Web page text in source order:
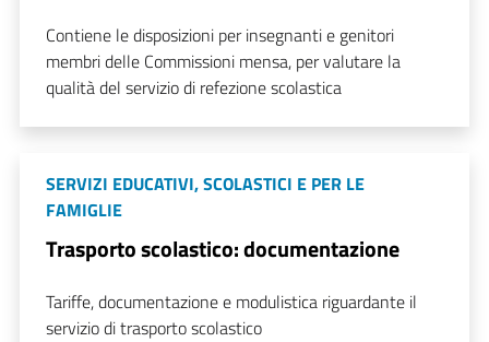
Contiene le disposizioni per insegnanti e genitori
membri delle Commissioni mensa, per valutare la
qualità del servizio di refezione scolastica
SERVIZI EDUCATIVI, SCOLASTICI E PER LE
FAMIGLIE
Trasporto scolastico: documentazione
Tariffe, documentazione e modulistica riguardante il
servizio di trasporto scolastico